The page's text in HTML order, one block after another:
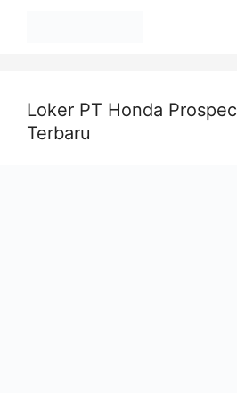
Loker PT Honda
Terbaru